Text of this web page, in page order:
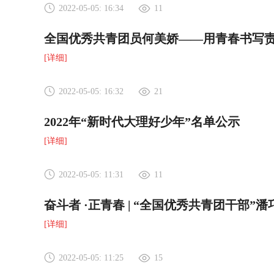
2022-05-05: 16:34 11
全国优秀共青团员何美娇——用青春书写
[详细]
2022-05-05: 16:32 21
2022年“新时代大理好少年”名单公示
[详细]
2022-05-05: 11:31 11
奋斗者 ·正青春 | “全国优秀共青团干部”潘
[详细]
2022-05-05: 11:25 15